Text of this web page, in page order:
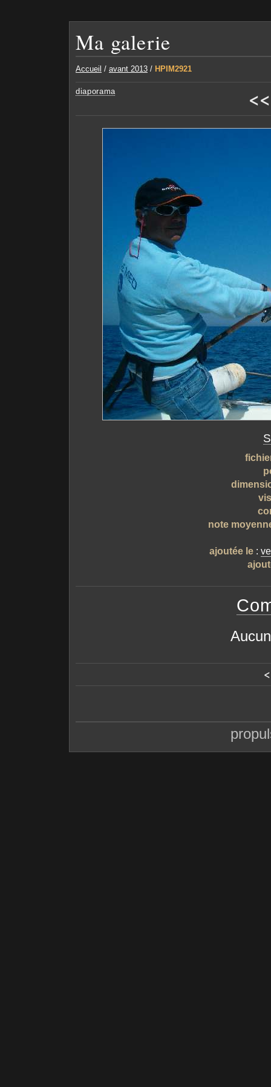
Ma galerie
Accueil / avant 2013 / HPIM2921
diaporama <<
note
ajoutée le :